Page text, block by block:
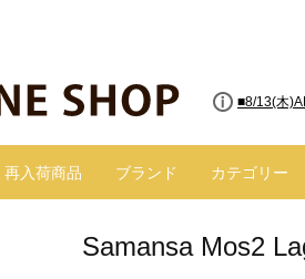
■8/13(木
再入荷商品 ブランド カテゴリー
Samansa Mos2